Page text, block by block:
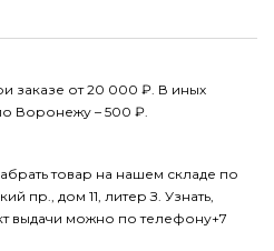
заказе от 20 000 ₽. В иных
Воронежу – 500 ₽.
товар на нашем складе по
пр., дом 11, литер З. Узнать,
выдачи можно по телефону+7